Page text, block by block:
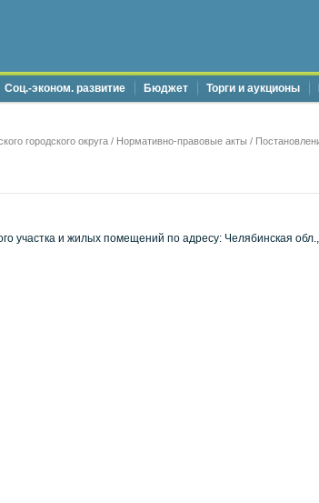
Соц.-эконом. развитие Бюджет Торги и аукционы
городского округа / Нормативно-правовые акты /
участка и жилых помещений по адресу: Челябинская обл.,